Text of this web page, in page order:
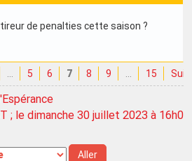
de penalties cette saison ?
5 6 7 8 9 15
; le dimanche 30 juillet 2023 à 16h00